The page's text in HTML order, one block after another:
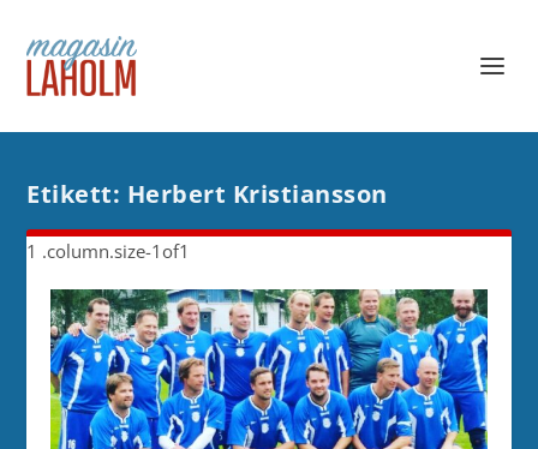
Etikett: Herbert Kristiansson